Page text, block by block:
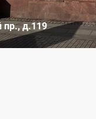
пр., д.119